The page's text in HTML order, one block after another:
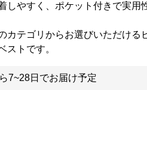
しやすく、ポケット付きで実用
カテゴリからお選びいただける
ストです。
7~28日でお届け予定